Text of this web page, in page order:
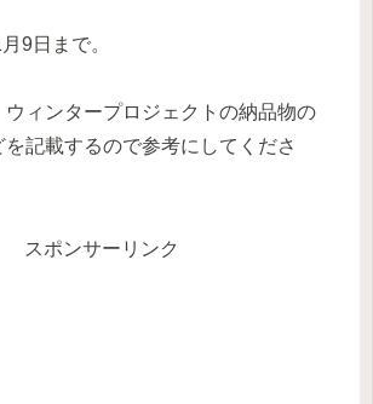
9日まで。
ウィンタープロジェクトの納品物の
記載するので参考にしてくださ
スポンサーリンク